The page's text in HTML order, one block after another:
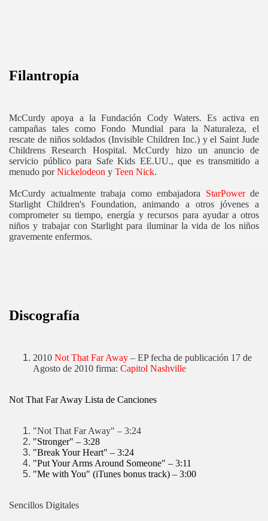
Filantropía
McCurdy apoya a la Fundación Cody Waters. Es activa en
campañas tales como Fondo Mundial para la Naturaleza, el
rescate de niños soldados (Invisible Children Inc.) y el Saint Jude
Childrens Research Hospital. McCurdy hizo un anuncio de
servicio público para Safe Kids EE.UU., que es transmitido a
menudo porNickelodeon y Teen Nick.
McCurdy actualmente trabaja como embajadora StarPowerde
Starlight Children's Foundation, animando a otros jóvenes a
comprometer su tiempo, energía y recursos para ayudar a otros
niños y trabajar con Starlight para iluminar la vida de los niños
gravemente enfermos.
Discografía
2010 Not That Far Away – EP fecha de publicación 17 de
Agosto de 2010 firma: Capitol Nashville
Not That Far Away Lista de Canciones
"Not That Far Away" – 3:24
"Stronger" – 3:28
"Break Your Heart" – 3:24
"Put Your Arms Around Someone" – 3:11
"Me with You" (iTunes bonus track) – 3:00
Sencillos Digitales